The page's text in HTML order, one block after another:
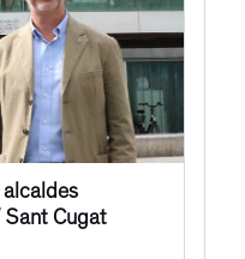
Sant Cugat